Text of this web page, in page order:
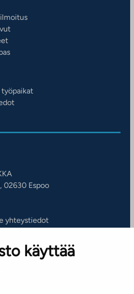
käyttää
02630 Espoo
yhteystiedot
3777